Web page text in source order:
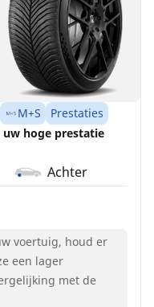
M+S
Prestaties
uw hoge prestatie
Achter
voertuig, houd er
een lager
met de